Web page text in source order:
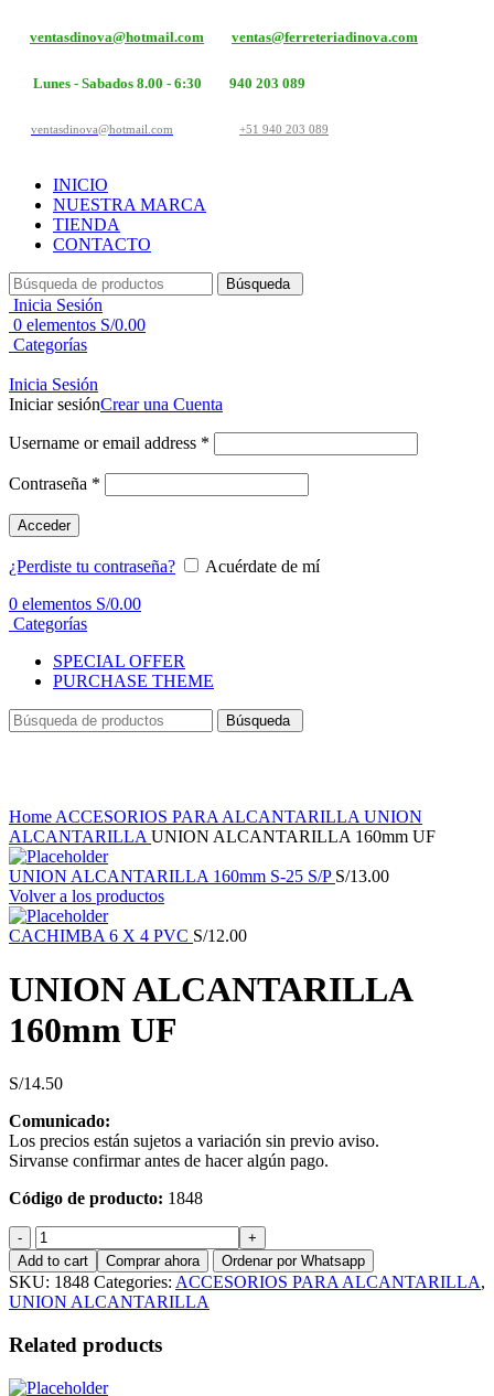
ventasdinova@hotmail.com ventas@ferreteriadinova.com
Lunes - Sabados 8.00 - 6:30 940 203 089
ventasdinova@hotmail.com +51 940 203 089
INICIO
NUESTRA MARCA
TIENDA
CONTACTO
Búsqueda
Inicia Sesión
0 elementos S/0.00
Categorías
Inicia Sesión
Iniciar sesiónCrear una Cuenta
Username or email address *
Contraseña *
Acceder
¿Perdiste tu contraseña?
Acuérdate de mí
0 elementos S/0.00
Categorías
SPECIAL OFFER
PURCHASE THEME
Búsqueda
Home ACCESORIOS PARA ALCANTARILLA UNION
ALCANTARILLA UNION ALCANTARILLA 160mm UF
UNION ALCANTARILLA 160mm S-25 S/P S/13.00
Volver a los productos
CACHIMBA 6 X 4 PVC S/12.00
UNION ALCANTARILLA
160mm UF
S/14.50
Comunicado:
Los precios están sujetos a variación sin previo aviso.
Sirvanse confirmar antes de hacer algún pago.
Código de producto: 1848
UNION
ALCANTARILLA
160mm
UF
quantity
Add to cart Comprar ahora Ordenar por Whatsapp
SKU: 1848 Categories: ACCESORIOS PARA ALCANTARILLA,
UNION ALCANTARILLA
Related products